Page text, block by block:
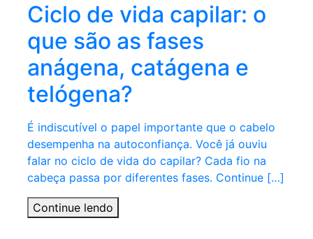
Ciclo de vida capilar: o
que são as fases
anágena, catágena e
telógena?
É indiscutível o papel importante que o cabelo
desempenha na autoconfiança. Você já ouviu
falar no ciclo de vida do capilar? Cada fio na
cabeça passa por diferentes fases. Continue […]
Continue lendo